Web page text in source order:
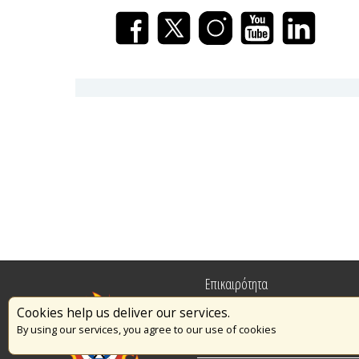
Cookies help us deliver our services.
By using our services, you agree to our use of cookies
Επικαιρότητα
Πυρασφάλεια